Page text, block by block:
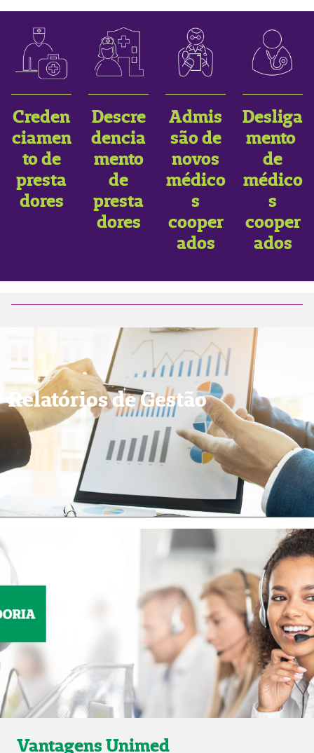
Creden
ciamen
to de
presta
dores
Descre
dencia
mento
de
presta
dores
Admis
são de
novos
médico
s
cooper
ados
Desliga
mento
de
médico
s
cooper
ados
Relatórios de Gestão
.
Vantagens Unimed